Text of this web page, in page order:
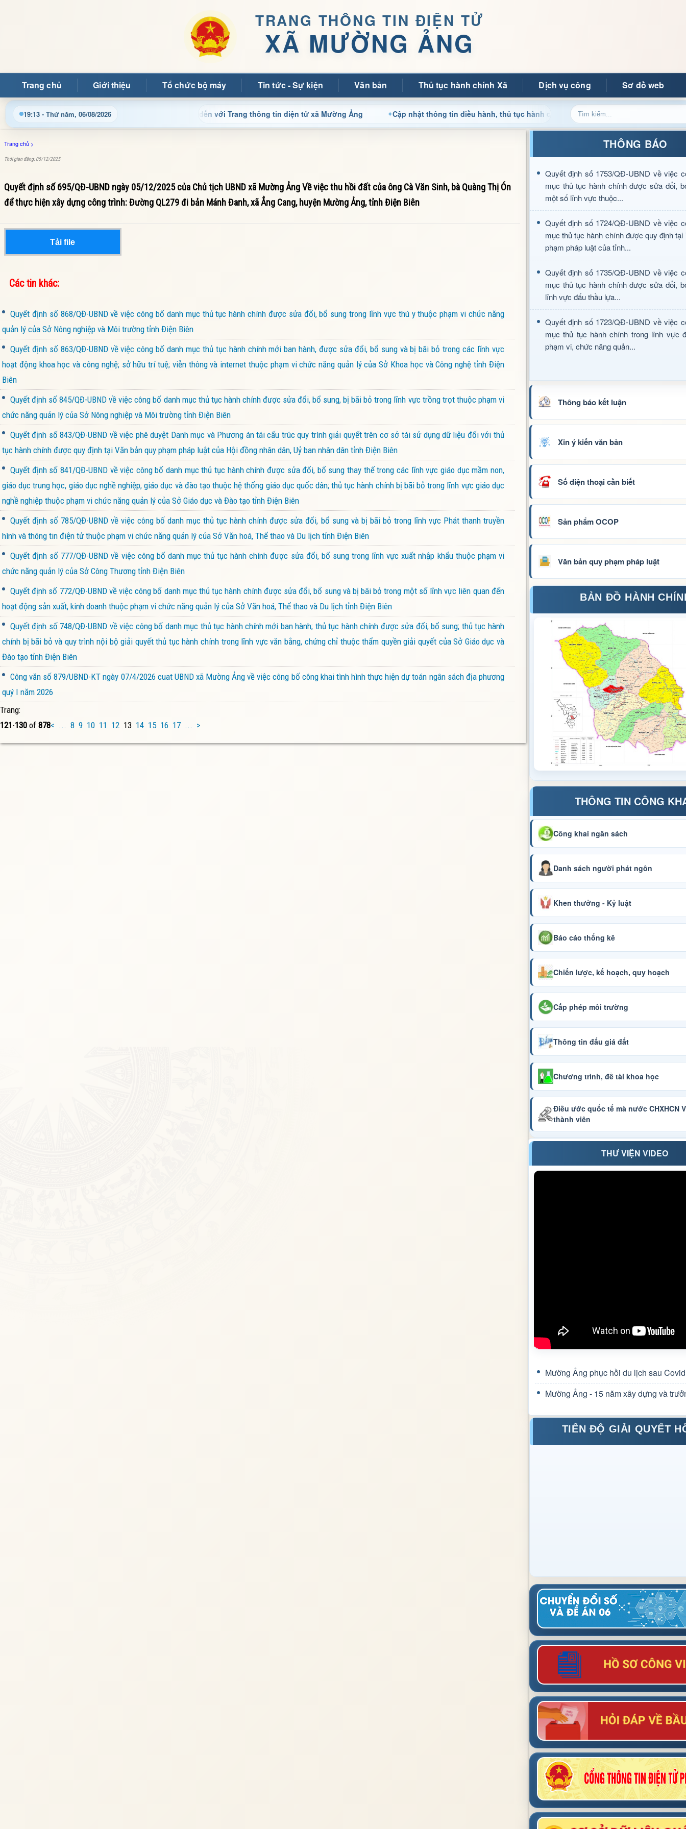
TRANG THÔNG TIN ĐIỆN TỬ
XÃ MƯỜNG ẢNG
Trang chủ Giới thiệu Tổ chức bộ máy Tin tức - Sự kiện Văn bản Thủ tục hành chính Xã Dịch vụ công Sơ đồ web
19:13 - Thứ năm, 06/08/2026Chào mừng quý bạn đọc đến với Trang thông tin điện tử xã Mường Ảng Cập nhật thông tin điều hành, thủ tục hành chính và tin tức địa phương nhanh chóng, chính
Trang chủ >
Thời gian đăng: 05/12/2025
Quyết định số 695/QĐ-UBND ngày 05/12/2025 của Chủ tịch UBND xã Mường Ảng Về việc thu hồi đất của ông Cà Văn Sinh, bà Quàng Thị Ón
để thực hiện xây dựng công trình: Đường QL279 đi bản Mánh Đanh, xã Ẳng Cang, huyện Mường Ảng, tỉnh Điện Biên
Tải file
Các tin khác:
Quyết định số 868/QĐ-UBND về việc công bố danh mục thủ tục hành chính được sửa đổi, bổ sung trong lĩnh vực thú y thuộc phạm vi chức năng
quản lý của Sở Nông nghiệp và Môi trường tỉnh Điện Biên
Quyết định số 863/QĐ-UBND về việc công bố danh mục thủ tục hành chính mới ban hành, được sửa đổi, bổ sung và bị bãi bỏ trong các lĩnh vực
hoạt động khoa học và công nghệ; sở hữu trí tuệ; viễn thông và internet thuộc phạm vi chức năng quản lý của Sở Khoa học và Công nghệ tỉnh Điện
Biên
Quyết định số 845/QĐ-UBND về việc công bố danh mục thủ tục hành chính được sửa đổi, bổ sung, bị bãi bỏ trong lĩnh vực trồng trọt thuộc phạm vi
chức năng quản lý của Sở Nông nghiệp và Môi trường tỉnh Điện Biên
Quyết định số 843/QĐ-UBND về việc phê duyệt Danh mục và Phương án tái cấu trúc quy trình giải quyết trên cơ sở tái sử dụng dữ liệu đối với thủ
tục hành chính được quy định tại Văn bản quy phạm pháp luật của Hội đồng nhân dân, Uỷ ban nhân dân tỉnh Điện Biên
Quyết định số 841/QĐ-UBND về việc công bố danh mục thủ tục hành chính được sửa đổi, bổ sung thay thế trong các lĩnh vực giáo dục mầm non,
giáo dục trung học, giáo dục nghề nghiệp, giáo dục và đào tạo thuộc hệ thống giáo dục quốc dân; thủ tục hành chính bị bãi bỏ trong lĩnh vực giáo dục
nghề nghiệp thuộc phạm vi chức năng quản lý của Sở Giáo dục và Đào tạo tỉnh Điện Biên
Quyết định số 785/QĐ-UBND về việc công bố danh mục thủ tục hành chính được sửa đổi, bổ sung và bị bãi bỏ trong lĩnh vực Phát thanh truyền
hình và thông tin điện tử thuộc phạm vi chức năng quản lý của Sở Văn hoá, Thể thao và Du lịch tỉnh Điện Biên
Quyết định số 777/QĐ-UBND về việc công bố danh mục thủ tục hành chính được sửa đổi, bổ sung trong lĩnh vực xuất nhập khẩu thuộc phạm vi
chức năng quản lý của Sở Công Thương tỉnh Điện Biên
Quyết định số 772/QĐ-UBND về việc công bố danh mục thủ tục hành chính được sửa đổi, bổ sung và bị bãi bỏ trong một số lĩnh vực liên quan đến
hoạt động sản xuất, kinh doanh thuộc phạm vi chức năng quản lý của Sở Văn hoá, Thể thao và Du lịch tỉnh Điện Biên
Quyết định số 748/QĐ-UBND về việc công bố danh mục thủ tục hành chính mới ban hành; thủ tục hành chính được sửa đổi, bổ sung; thủ tục hành
chính bị bãi bỏ và quy trình nội bộ giải quyết thủ tục hành chính trong lĩnh vực văn bằng, chứng chỉ thuộc thẩm quyền giải quyết của Sở Giáo dục và
Đào tạo tỉnh Điện Biên
Công văn số 879/UBND-KT ngày 07/4/2026 cuat UBND xã Mường Ảng về việc công bố công khai tình hình thực hiện dự toán ngân sách địa phương
quý I năm 2026
Trang:
121-130 of 878< ... 8 9 10 11 12 13 14 15 16 17 ... >
THÔNG BÁO
Quyết định số 1753/QĐ-UBND về việc
mục thủ tục hành chính được sửa đổi,
một số lĩnh vực thuộc...
Quyết định số 1724/QĐ-UBND về việc
mục thủ tục hành chính được quy định tại
phạm pháp luật của tỉnh...
Quyết định số 1735/QĐ-UBND về việc
mục thủ tục hành chính được sửa đổi,
lĩnh vực đấu thầu lựa...
Quyết định số 1723/QĐ-UBND về việc
mục thủ tục hành chính trong lĩnh vực
phạm vi, chức năng quản...
Thông báo kết luận
Xin ý kiến văn bản
Số điện thoại cần biết
Sản phẩm OCOP
Văn bản quy phạm pháp luật
BẢN ĐỒ HÀNH
THÔNG TIN CÔNG
Công khai ngân sách
Danh sách người phát ngôn
Khen thưởng - Kỷ luật
Báo cáo thống kê
Chiến lược, kế hoạch, quy hoạch
Cấp phép môi trường
Thông tin đấu giá đất
Chương trình, đề tài khoa học
Điều ước quốc tế mà nước CHXHCN
thành viên
THƯ VIỆN VIDEO
Mường Ảng phục hồi du lịch sau
Mường Ảng - 15 năm xây dựng và
TIẾN ĐỘ GIẢI QUYẾT